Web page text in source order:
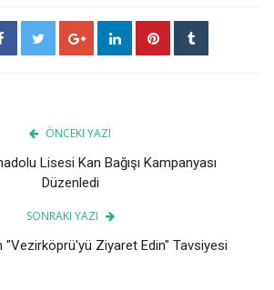
ÖNCEKI YAZI
Lisesi Kan Bağışı Kampanyası
Düzenledi
SONRAKI YAZI
"Vezirköprü'yü Ziyaret Edin" Tavsiyesi